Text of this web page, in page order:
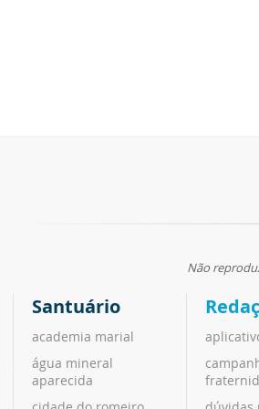
Não
Santuário
academia marial
água mineral
aparecida